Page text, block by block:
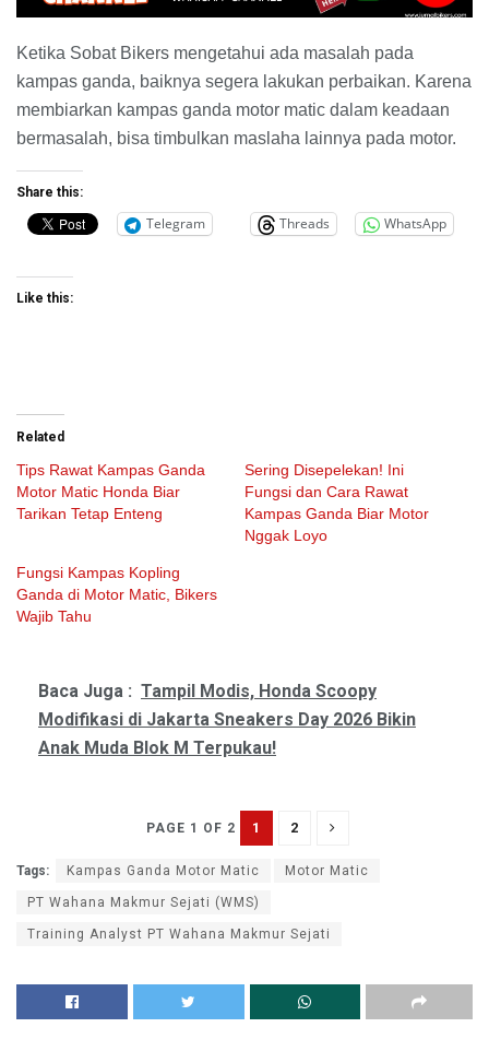
Ketika Sobat Bikers mengetahui ada masalah pada
kampas ganda, baiknya segera lakukan perbaikan. Karena
membiarkan kampas ganda motor matic dalam keadaan
bermasalah, bisa timbulkan maslaha lainnya pada motor.
Share this:
Telegram Threads WhatsApp
Like this:
Related
Tips Rawat Kampas Ganda
Motor Matic Honda Biar
Tarikan Tetap Enteng
Sering Disepelekan! Ini
Fungsi dan Cara Rawat
Kampas Ganda Biar Motor
Nggak Loyo
Fungsi Kampas Kopling
Ganda di Motor Matic, Bikers
Wajib Tahu
Baca Juga : Tampil Modis, Honda Scoopy
Modifikasi di Jakarta Sneakers Day 2026 Bikin
Anak Muda Blok M Terpukau!
PAGE 1 OF 2 1 2
Tags: Kampas Ganda Motor Matic Motor Matic
PT Wahana Makmur Sejati (WMS)
Training Analyst PT Wahana Makmur Sejati